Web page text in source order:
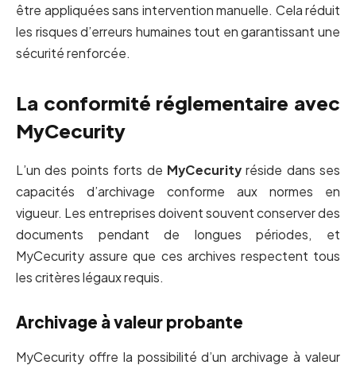
être appliquées sans intervention manuelle. Cela réduit
les risques d’erreurs humaines tout en garantissant une
sécurité renforcée.
La conformité réglementaire avec
MyCecurity
L’un des points forts de MyCecurityréside dans ses
capacités d’archivage conforme aux normes en
vigueur. Les entreprises doivent souvent conserver des
documents pendant de longues périodes, et
MyCecurity assure que ces archives respectent tous
les critères légaux requis.
Archivage à valeur probante
MyCecurity offre la possibilité d’un archivage à valeur